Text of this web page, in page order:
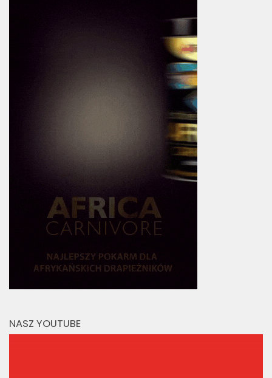
NASZ YOUTUBE